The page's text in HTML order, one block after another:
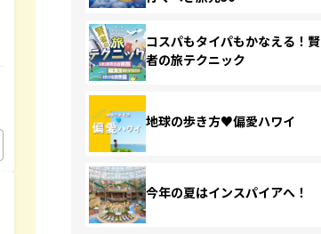
コスパもタイパもかなえる！賢
者の旅テクニック
地球の歩き方♥偏愛ハワイ
今年の夏はインスパイアへ！